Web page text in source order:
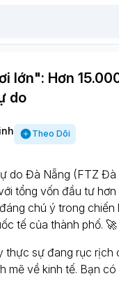
lớn": Hơn
do
Theo Dõi
do Đà Nẵng (FTZ
tổng vốn đầu tư
chú ý trong
tế của thành phố. 🚀
thực sự đang rục
mẽ về kinh tế. Bạn